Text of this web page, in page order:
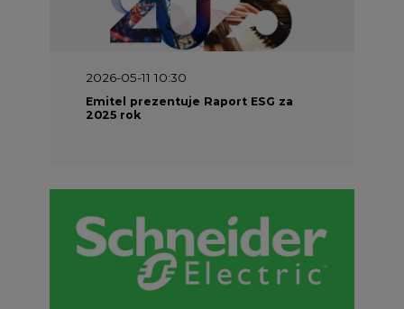
2026-05-11 10:30
Emitel prezentuje Raport ESG za
2025 rok